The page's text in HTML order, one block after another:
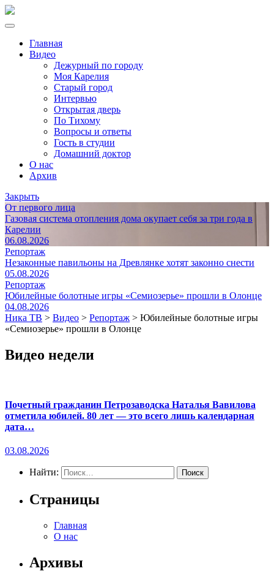
Главная
Видео
Дежурный по городу
Моя Карелия
Старый город
Интервью
Открытая дверь
По Тихому
Вопросы и ответы
Гость в студии
Домашний доктор
О нас
Архив
Закрыть
От первого лица
Газовая система отопления дома окупает себя за три года в
Карелии
06.08.2026
Репортаж
Незаконные павильоны на Древлянке хотят законно снести
05.08.2026
Репортаж
Юбилейные болотные игры «Семиозерье» прошли в Олонце
04.08.2026
Ника ТВ > Видео > Репортаж > Юбилейные болотные игры
«Семиозерье» прошли в Олонце
Видео недели
Почетный гражданин Петрозаводска Наталья Вавилова
отметила юбилей. 80 лет — это всего лишь календарная
дата…
03.08.2026
Найти:
Страницы
Главная
О нас
Архивы